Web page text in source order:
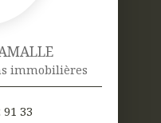
immobilières
91 33